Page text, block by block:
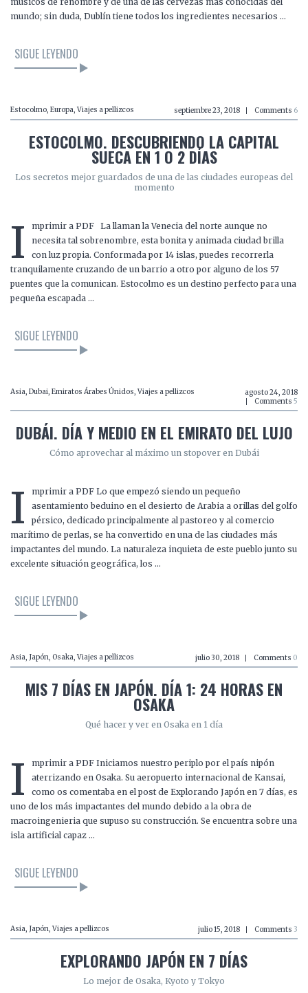
mundo; sin duda, Dublín tiene todos los ingredientes necesarios …
SIGUE LEYENDO
Estocolmo Europa Viajes a pellizcos septiembre 23, 2018 Comments 6
ESTOCOLMO. DESCUBRIENDO LA CAPITAL
SUECA EN 1 O 2 DÍAS
Los secretos mejor guardados de una de las ciudades europeas del
momento
I
mprimir a PDF La llaman la Venecia del norte aunque no
necesita tal sobrenombre, esta bonita y animada ciudad brilla
con luz propia. Conformada por 14 islas, puedes recorrerla
tranquilamente cruzando de un barrio a otro por alguno de los 57
puentes que la comunican. Estocolmo es un destino perfecto para una
pequeña escapada …
SIGUE LEYENDO
Asia Dubai Emiratos Árabes Únidos Viajes a pellizcos
agosto 24, 2018
Comments 5
DUBÁI. DÍA Y MEDIO EN EL EMIRATO DEL LUJO
Cómo aprovechar al máximo un stopover en Dubái
I
mprimir a PDF Lo que empezó siendo un pequeño
asentamiento beduino en el desierto de Arabia a orillas del golfo
pérsico, dedicado principalmente al pastoreo y al comercio
marítimo de perlas, se ha convertido en una de las ciudades más
impactantes del mundo. La naturaleza inquieta de este pueblo junto su
excelente situación geográfica, los …
SIGUE LEYENDO
Asia Japón Osaka Viajes a pellizcos julio 30, 2018 Comments 0
MIS 7 DÍAS EN JAPÓN. DÍA 1: 24 HORAS EN
OSAKA
Qué hacer y ver en Osaka en 1 día
I
mprimir a PDF Iniciamos nuestro periplo por el país nipón
aterrizando en Osaka. Su aeropuerto internacional de Kansai,
como os comentaba en el post de Explorando Japón en 7 días, es
uno de los más impactantes del mundo debido a la obra de
macroingenieria que supuso su construcción. Se encuentra sobre una
isla artificial capaz …
SIGUE LEYENDO
Asia Japón Viajes a pellizcos julio 15, 2018 Comments 3
EXPLORANDO JAPÓN EN 7 DÍAS
Lo mejor de Osaka, Kyoto y Tokyo